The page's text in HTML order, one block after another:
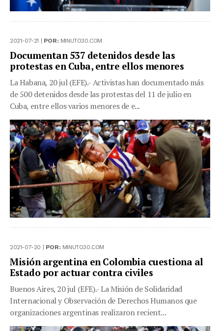
2021-07-21 | POR: MINUTO30.COM
Documentan 537 detenidos desde las
protestas en Cuba, entre ellos menores
La Habana, 20 jul (EFE).- Activistas han documentado más
de 500 detenidos desde las protestas del 11 de julio en
Cuba, entre ellos varios menores de e...
2021-07-20 | POR: MINUTO30.COM
Misión argentina en Colombia cuestiona al
Estado por actuar contra civiles
Buenos Aires, 20 jul (EFE).- La Misión de Solidaridad
Internacional y Observación de Derechos Humanos que
organizaciones argentinas realizaron recient...